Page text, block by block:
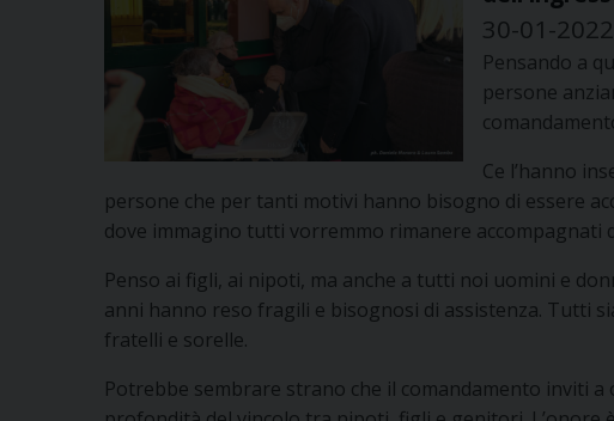
30-01-2022
Pensando a
persone
Ce l’hanno
persone che per tanti motivi hanno bisogno di essere
dove immagino tutti vorremmo rimanere accompagnati
Penso ai figli, ai nipoti, ma anche a tutti noi uomini e
anni hanno reso fragili e bisognosi di assistenza. Tutti
fratelli e sorelle.
Potrebbe sembrare strano che il comandamento inviti a